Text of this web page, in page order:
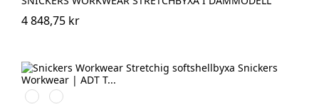
4 848,75 kr
Svart/Neongul
Äppelgrön/svart